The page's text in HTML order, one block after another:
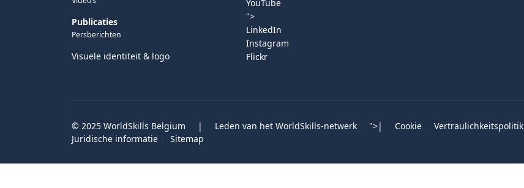
Publicaties
Persberichten
Visuele identiteit & logo
YouTube
">
LinkedIn
Instagram
Flickr
© 2025 WorldSkills Belgium | Leden van het WorldSkills-netwerk ">| Cookie Vertraulichkeitspolitik
Juridische informatie
Sitemap